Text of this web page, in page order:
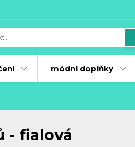
módní doplňky
- fialová